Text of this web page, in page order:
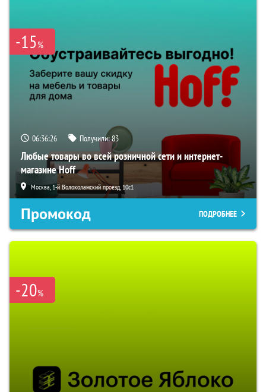
-15%
06:36:25 Получили:83
Любые товары во всей розничной сети и интернет-
магазине Hoff
Москва, 1-й Волоколамский проезд, 10с1
Промокод ПОДРОБНЕЕ
-20%